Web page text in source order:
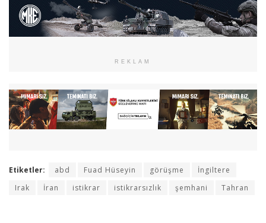
REKLAM
Etiketler: abd Fuad Hüseyin görüşme
İngiltere
Irak
İran istikrar istikrarsızlık şemhani Tahran